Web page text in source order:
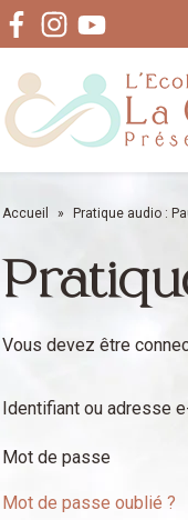
FacebookInstagram
Youtube
Accueil » Pratique audio :
Vous devez être
Identifiant ou adresse
Mot de passe
Mot de passe oublié ?